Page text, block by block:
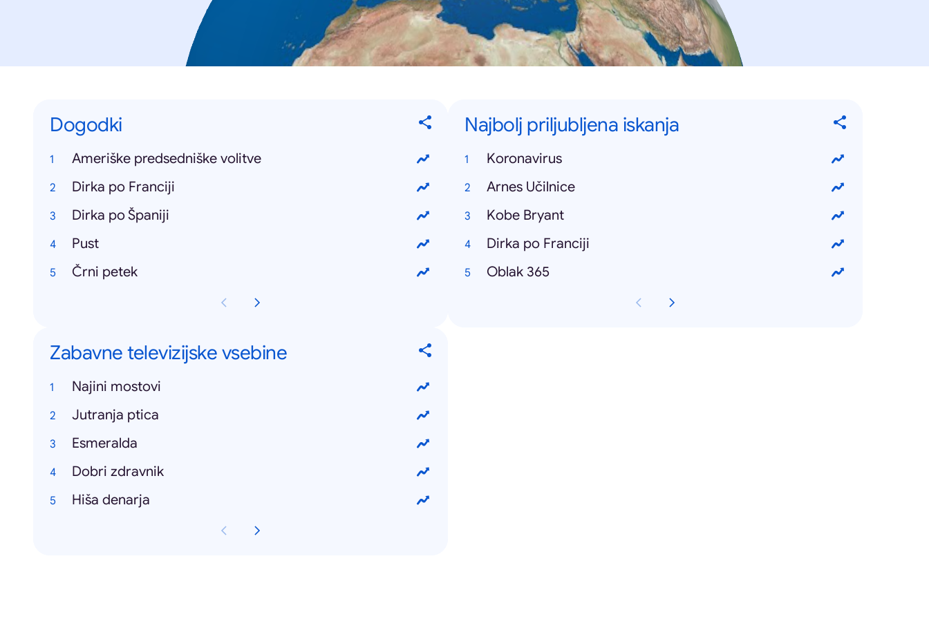
Dogodki
Ameriške predsedniške volitve
Dirka po Franciji
Dirka po Španiji
Pust
Črni petek
Najbolj priljubljena iskanja
Koronavirus
Arnes Učilnice
Kobe Bryant
Dirka po Franciji
Oblak 365
Zabavne televizijske vsebine
Najini mostovi
Jutranja ptica
Esmeralda
Dobri zdravnik
Hiša denarja